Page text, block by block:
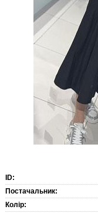
ID:
Постачальник:
Колір: